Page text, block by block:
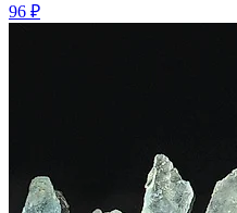
96 ₽